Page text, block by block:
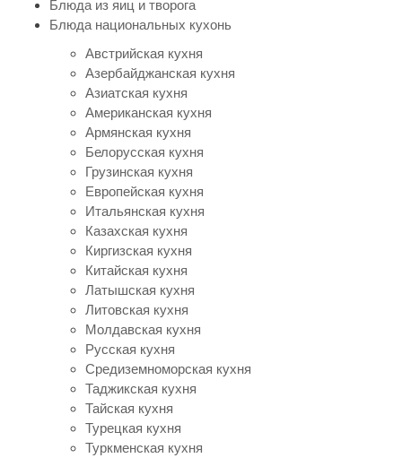
Блюда из яиц и творога
Блюда национальных кухонь
Австрийская кухня
Азербайджанская кухня
Азиатская кухня
Американская кухня
Армянская кухня
Белорусская кухня
Грузинская кухня
Европейская кухня
Итальянская кухня
Казахская кухня
Киргизская кухня
Китайская кухня
Латышская кухня
Литовская кухня
Молдавская кухня
Русская кухня
Средиземноморская кухня
Таджикская кухня
Тайская кухня
Турецкая кухня
Туркменская кухня